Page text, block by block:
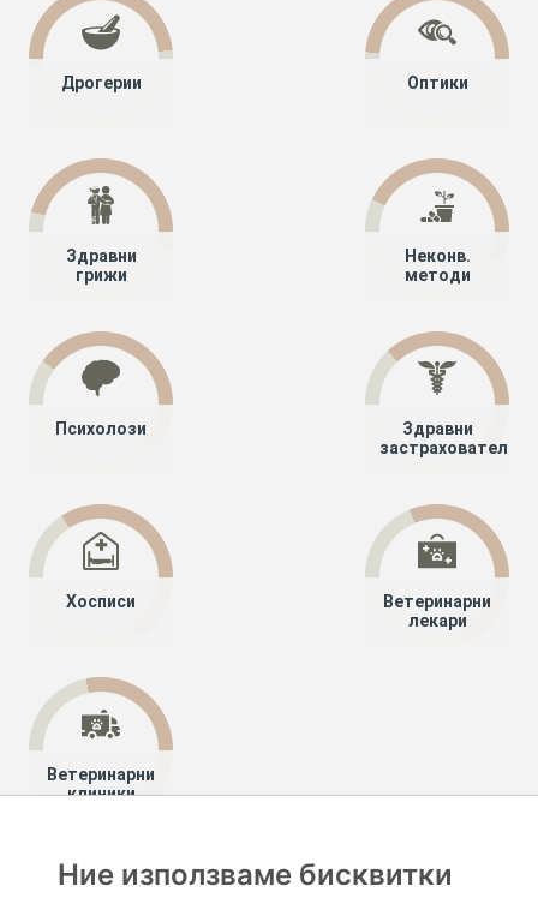
Дрогерии Оптики
Здравни
грижи
Неконв.
методи
Психолози
Здравни
застрахователи
Хосписи
Ветеринарни
лекари
Ветеринарни
клиники
Специалисти
Ние използваме бисквитки